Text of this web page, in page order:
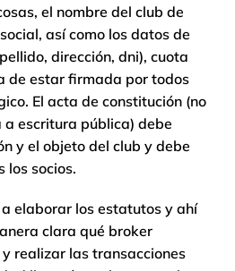
el nombre del club de
así como los datos de
dirección, dni), cuota
de estar firmada por todos
El acta de constitución (no
a escritura pública) debe
y el objeto del club y debe
los socios.
elaborar los estatutos y ahí
clara qué broker
realizar las transacciones